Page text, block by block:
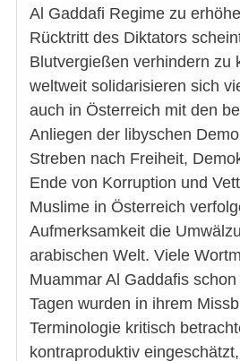
Al Gaddafi Regime zu
Rücktritt des Diktators
Blutvergießen verhindern zu
weltweit solidarisieren sich
auch in Österreich mit den
Anliegen der libyschen
Streben nach Freiheit,
Ende von Korruption und
Muslime in Österreich
Aufmerksamkeit die
arabischen Welt. Viele
Muammar Al Gaddafis
Tagen wurden in ihrem
Terminologie kritisch
kontraproduktiv